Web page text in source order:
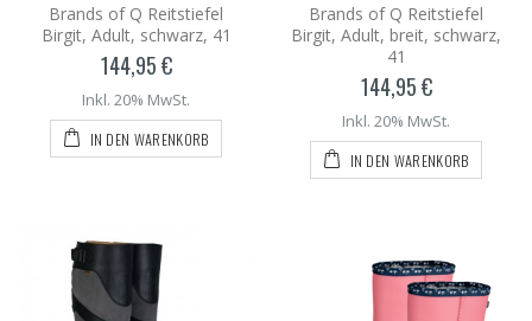
Brands of Q Reitstiefel
Birgit, Adult, schwarz, 41
144,95 €
Inkl. 20% MwSt.
IN DEN WARENKORB
Brands of Q Reitstiefel
Birgit, Adult, breit, schwarz,
41
144,95 €
Inkl. 20% MwSt.
IN DEN WARENKORB